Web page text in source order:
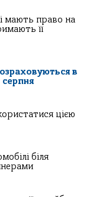
мають право на
її
в
цією
біля